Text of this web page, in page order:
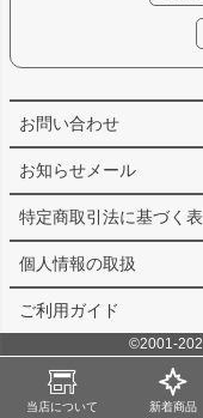
当店について 新着商品
お問い合わせ
お知らせメール
特定商取引法に基づく
個人情報の取扱
ご利用ガイド
©2001-